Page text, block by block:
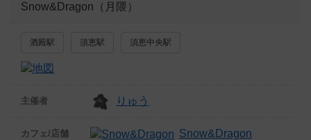
Snow&Dragon（月隈）
酒殿駅 須恵駅 須恵中央駅
主催者 りゅう
カフェ/店舗 Snow&Dragon